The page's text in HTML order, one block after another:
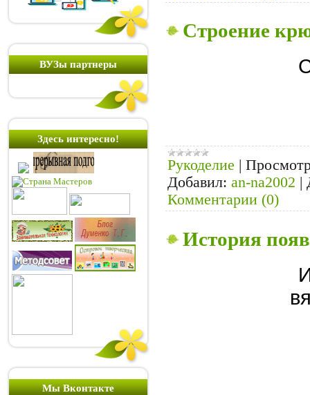
ВУЗы партнеры
Здесь интересно!
Мы Вконтакте
Строение
Рукоделие |
Добавил: an-na2002 |
Комментарии (0)
История